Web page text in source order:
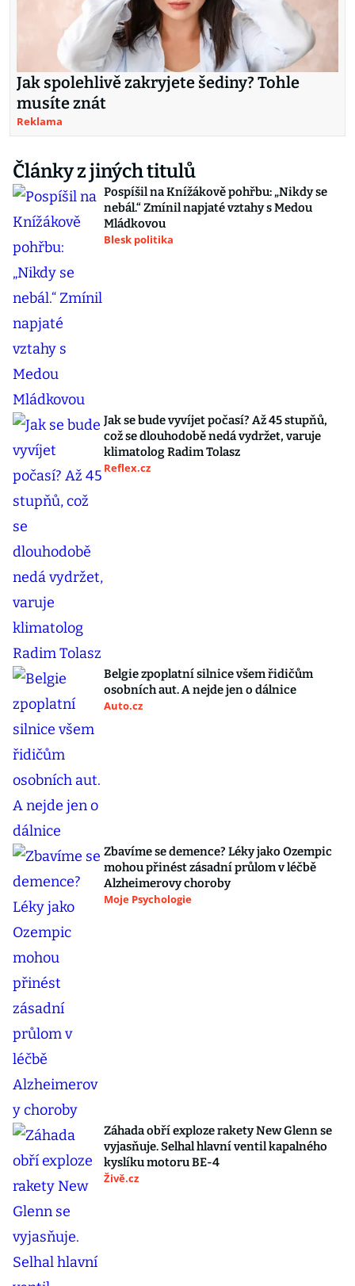
Jak spolehlivě zakryjete šediny? Tohle
musíte znát
Reklama
Články z jiných titulů
Pospíšil na Knížákově pohřbu: „Nikdy se
nebál.“ Zmínil napjaté vztahy s Medou
Mládkovou
Blesk politika
Jak se bude vyvíjet počasí? Až 45 stupňů,
což se dlouhodobě nedá vydržet, varuje
klimatolog Radim Tolasz
Reflex.cz
Belgie zpoplatní silnice všem řidičům
osobních aut. A nejde jen o dálnice
Auto.cz
Zbavíme se demence? Léky jako Ozempic
mohou přinést zásadní průlom v léčbě
Alzheimerovy choroby
Moje Psychologie
Záhada obří exploze rakety New Glenn se
vyjasňuje. Selhal hlavní ventil kapalného
kyslíku motoru BE-4
Živě.cz